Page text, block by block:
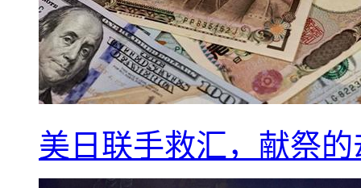
美日联手救汇，献祭